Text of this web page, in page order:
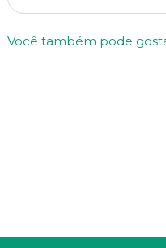
Você também pode